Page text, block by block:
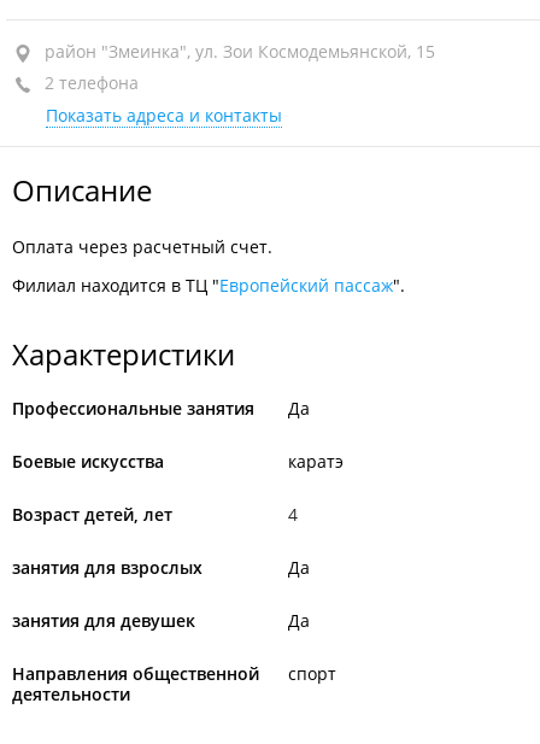
район "Змеинка", ул. Зои Космодемьянской, 15
2 телефона
Показать адреса и контакты
Описание
Оплата через расчетный счет.
Филиал находится в ТЦ "Европейский пассаж".
Характеристики
Профессиональные занятия Да
Боевые искусства каратэ
Возраст детей, лет 4
занятия для взрослых Да
занятия для девушек Да
Направления общественной
деятельности
спорт